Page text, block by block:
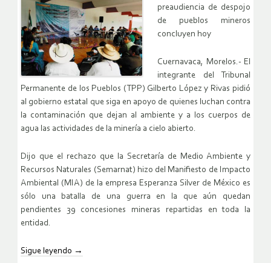
preaudiencia de despojo
de pueblos mineros
concluyen hoy
Cuernavaca, Morelos.- El
integrante del Tribunal
Permanente de los Pueblos (TPP) Gilberto López y Rivas pidió
al gobierno estatal que siga en apoyo de quienes luchan contra
la contaminación que dejan al ambiente y a los cuerpos de
agua las actividades de la minería a cielo abierto.
Dijo que el rechazo que la Secretaría de Medio Ambiente y
Recursos Naturales (Semarnat) hizo del Manifiesto de Impacto
Ambiental (MIA) de la empresa Esperanza Silver de México es
sólo una batalla de una guerra en la que aún quedan
pendientes 39 concesiones mineras repartidas en toda la
entidad.
Sigue leyendo →